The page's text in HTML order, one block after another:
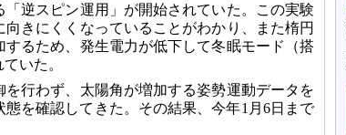
逆スピン運用」が開始されていた。この実験
きにくくなっていることがわかり、また楕円
るため、発生電力が低下して冬眠モード（搭
いた。
行わず、太陽角が増加する姿勢運動データを
を確認してきた。その結果、今年1月6日まで